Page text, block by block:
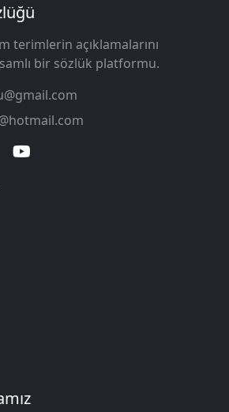
terimlerin açıklamalarını
bir sözlük platformu.